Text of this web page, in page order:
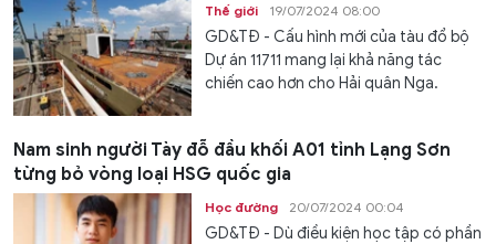
Thế giới 19/07/2024 08:00
GD&TĐ - Cấu hình mới của tàu đổ bộ
Dự án 11711 mang lại khả năng tác
chiến cao hơn cho Hải quân Nga.
Nam sinh người Tày đỗ đầu khối A01 tỉnh Lạng Sơn
từng bỏ vòng loại HSG quốc gia
Học đường 20/07/2024 00:04
GD&TĐ - Dù điều kiện học tập có phần